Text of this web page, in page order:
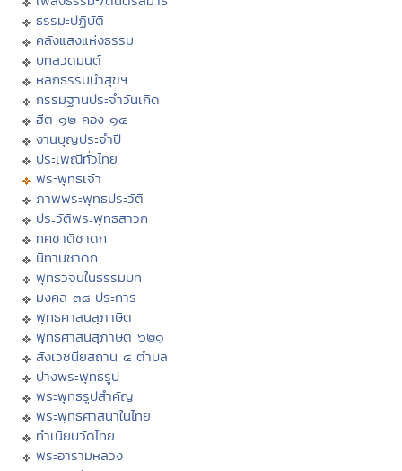
ธรรมะปฏิบัติ
คลังแสงแห่งธรรม
บทสวดมนต์
หลักธรรมนำสุขฯ
กรรมฐานประจำวันเกิด
ฮีต ๑๒ คอง ๑๔
งานบุญประจำปี
ประเพณีทั่วไทย
พระพุทธเจ้า
ภาพพระพุทธประวัติ
ประวัติพระพุทธสาวก
ทศชาติชาดก
นิทานชาดก
พุทธวจนในธรรมบท
มงคล ๓๘ ประการ
พุทธศาสนสุภาษิต
พุทธศาสนสุภาษิต ๖๒๑
สังเวชนียสถาน ๔ ตำบล
ปางพระพุทธรูป
พระพุทธรูปสำคัญ
พระพุทธศาสนาในไทย
ทำเนียบวัดไทย
พระอารามหลวง